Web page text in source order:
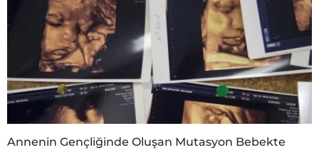
Annenin Gençliğinde Oluşan Mutasyon Bebekte